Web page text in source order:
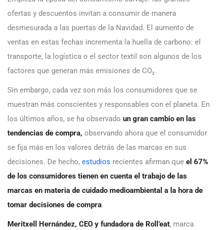
ofertas y descuentos invitan a consumir de manera
desmesurada a las puertas de la Navidad. El aumento de
ventas en estas fechas incrementa la huella de carbono: el
transporte, la logística o el sector textil son algunos de los
factores que generan más emisiones de CO₂.
Sin embargo, cada vez son más los consumidores que se
muestran más conscientes y responsables con el planeta. En
los últimos años, se ha observado un gran cambio en las
tendencias de compra, observando ahora que el consumidor
se fija más en los valores detrás de las marcas en sus
decisiones. De hecho, estudios recientes afirman que el 67%
de los consumidores tienen en cuenta el trabajo de las
marcas en materia de cuidado medioambiental a la hora de
tomar decisiones de compra.
Meritxell Hernández, CEO y fundadora de Roll’eat, marca